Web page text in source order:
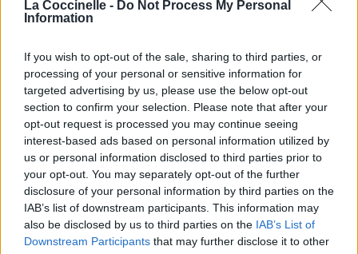
La Coccinelle - Do Not Process My Personal
Information
If you wish to opt-out of the sale, sharing to third parties, or
processing of your personal or sensitive information for
targeted advertising by us, please use the below opt-out
section to confirm your selection. Please note that after your
opt-out request is processed you may continue seeing
interest-based ads based on personal information utilized by
us or personal information disclosed to third parties prior to
your opt-out. You may separately opt-out of the further
disclosure of your personal information by third parties on the
IAB’s list of downstream participants. This information may
also be disclosed by us to third parties on the IAB’s List of
Downstream Participants that may further disclose it to other